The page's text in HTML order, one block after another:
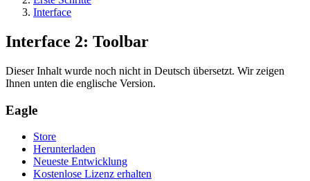
Interface
Interface 2: Toolbar
Dieser Inhalt wurde noch nicht in Deutsch übersetzt. Wir zeigen
Ihnen unten die englische Version.
Eagle
Store
Herunterladen
Neueste Entwicklung
Kostenlose Lizenz erhalten